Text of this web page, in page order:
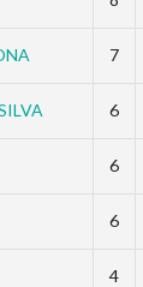
7
6
6
6
4